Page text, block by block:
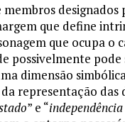
membros
que define
que ocupa o
possivelmente pode
dimensão
representação das
” e “